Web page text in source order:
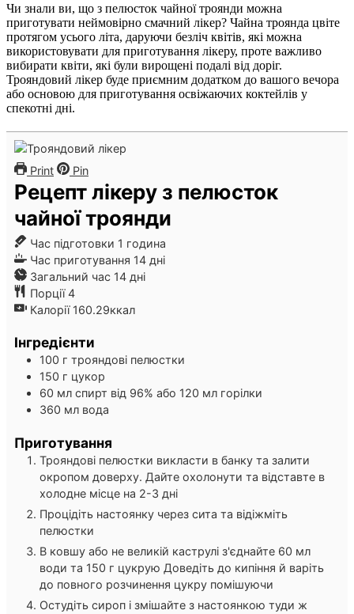
Чи знали ви, що з пелюсток чайної троянди можна
приготувати неймовірно смачний лікер? Чайна троянда цвіте
протягом усього літа, даруючи безліч квітів, які можна
використовувати для приготування лікеру, проте важливо
вибирати квіти, які були вирощені подалі від доріг.
Трояндовий лікер буде приємним додатком до вашого вечора
або основою для приготування освіжаючих коктейлів у
спекотні дні.
Print Pin
Рецепт лікеру з пелюсток
чайної троянди
Час підготовки 1 година
година
Час приготування 14дні
дні
Загальний час 14дні
дні
Порції4
Калорії 160.29ккал
Інгредієнти
100 г трояндові пелюстки
150 г цукор
60 мл спирт від 96% або 120 мл горілки
360 мл вода
Приготування
Трояндові пелюстки викласти в банку та залити
окропом доверху. Дайте охолонути та відставте в
холодне місце на 2-3 дні
Процідіть настоянку через сита та відіжміть
пелюстки
В ковшу або не великій каструлі з'єднайте 60 мл
води та 150 г цукрую Доведіть до кипіння й варіть
до повного розчинення цукру помішуючи
Остудіть сироп і змішайте з настоянкою туди ж